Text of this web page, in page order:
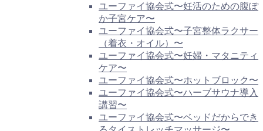
ユーファイ協会式〜妊活のための腹ぽ
か子宮ケア〜
ユーファイ協会式〜子宮整体ラクサー
（着衣・オイル）〜
ユーファイ協会式〜妊婦・マタニティ
ケア〜
ユーファイ協会式〜ホットブロック〜
ユーファイ協会式〜ハーブサウナ導入
講習〜
ユーファイ協会式〜ベッドだからでき